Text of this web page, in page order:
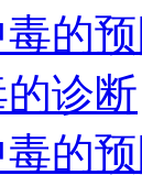
的
诊断
的